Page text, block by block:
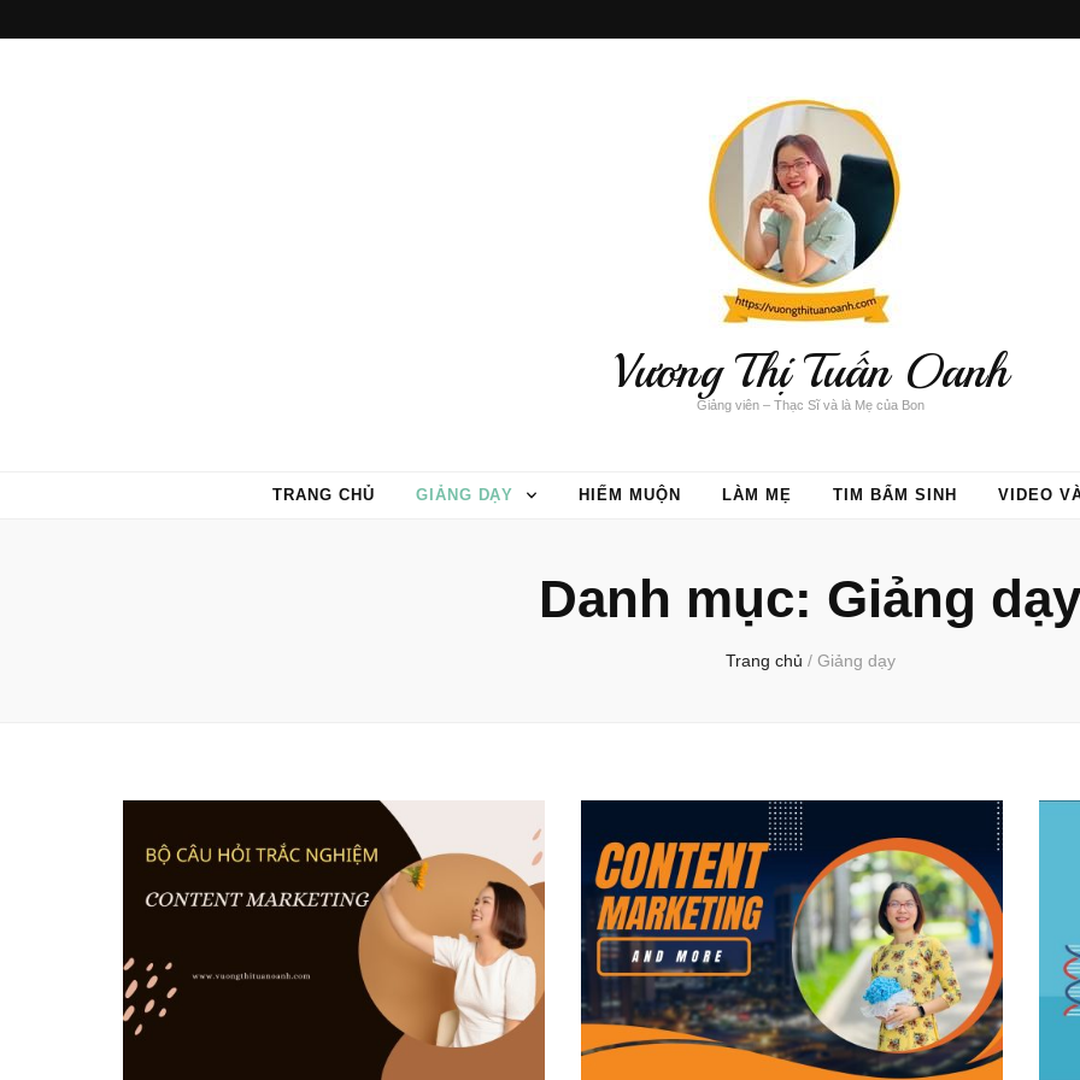
Vương Thị Tuấn Oanh
Giảng viên – Thạc Sĩ và là Mẹ của Bon
TRANG CHỦ GIẢNG DẠY HIẾM MUỘN LÀM MẸ TIM BẨM SINH VIDEO
Danh mục: Giảng dạy
Trang chủ / Giảng dạy